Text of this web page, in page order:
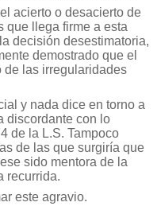
acierto o desacierto de
que llega firme a esta
decisión desestimatoria,
demostrado que el
de las irregularidades
y nada dice en torno a
discordante con lo
de la L.S. Tampoco
de las que surgiría que
sido mentora de la
recurrida.
este agravio.